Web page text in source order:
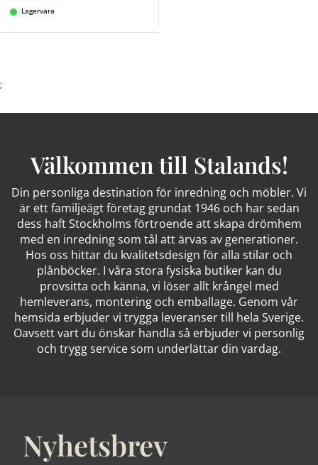
Lagervara
;
Välkommen till Stalands!
Din personliga destination för inredning och möbler. Vi
är ett familjeägt företag grundat 1946 och har sedan
dess haft Stockholms förtroende att skapa drömhem
med en inredning som tål att ärvas av generationer.
Hos oss hittar du kvalitetsdesign för alla stilar och
plånböcker. I våra stora fysiska butiker kan du
provsitta och känna, vi löser allt krångel med
hemleverans, montering och emballage. Genom vår
hemsida erbjuder vi trygga leveranser till hela Sverige.
Oavsett vart du önskar handla så erbjuder vi personlig
och trygg service som underlättar din vardag.
Nyhetsbrev